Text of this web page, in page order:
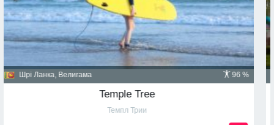
91 %
Домініканська республіка, Пунта Кана
Majestic Mirage 5*
Маджестик Мираж